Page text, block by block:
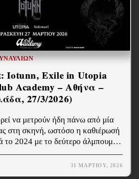
Iotunn, Exile in Utopia
Academy – Αθήνα –
27/3/2026)
να μετρούν ήδη πάνω από μία
στη σκηνή, ωστόσο η καθιέρωσή
το 2024 με το δεύτερο άλμπουμ…
31 ΜΑΡΤΊΟΥ, 2026